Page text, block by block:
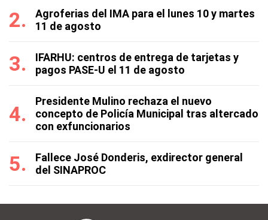
Agroferias del IMA para el lunes 10 y martes
11 de agosto
IFARHU: centros de entrega de tarjetas y
pagos PASE-U el 11 de agosto
Presidente Mulino rechaza el nuevo
concepto de Policía Municipal tras altercado
con exfuncionarios
Fallece José Donderis, exdirector general
del SINAPROC